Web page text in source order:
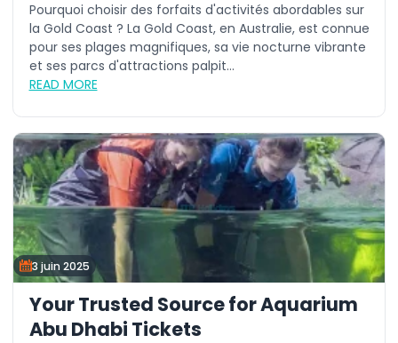
Pourquoi choisir des forfaits d'activités abordables sur
la Gold Coast ? La Gold Coast, en Australie, est connue
pour ses plages magnifiques, sa vie nocturne vibrante
et ses parcs d'attractions palpit...
READ MORE
3 juin 2025
Your Trusted Source for Aquarium
Abu Dhabi Tickets